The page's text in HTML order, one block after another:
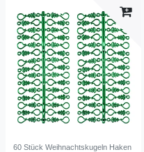
60 Stück Weihnachtskugeln Haken